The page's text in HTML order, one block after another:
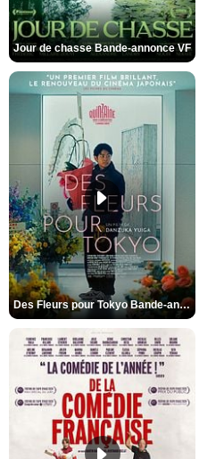
Jour de chasse Bande-annonce VF
Des Fleurs pour Tokyo Bande-annonce VO STFR